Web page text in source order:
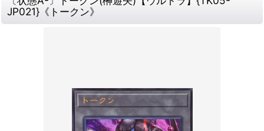
JP021}《トークン》